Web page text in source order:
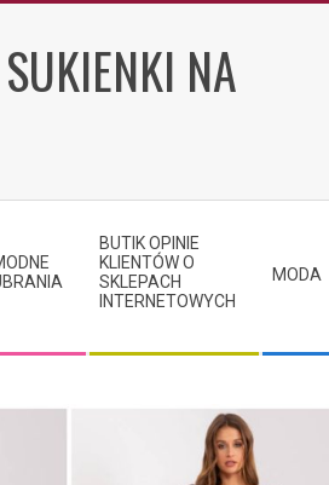
NA
BUTIK OPINIE
KLIENTÓW O
SKLEPACH
INTERNETOWYCH
MODA